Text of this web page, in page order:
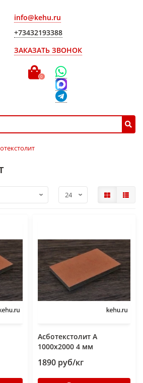
info@kehu.ru
+73432193388
ЗАКАЗАТЬ ЗВОНОК
0
Асботекстолит А
1000х2000 4 мм
1890 руб/кг